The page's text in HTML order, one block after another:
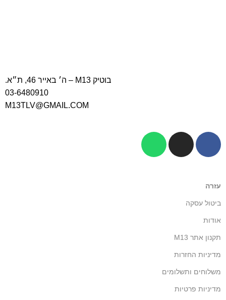
בוטיק M13 – ה׳ באייר 46, ת״א.
03-6480910
עזרה
ביטול עסקה
אודות
תקנון אתר M13
מדיניות החזרות
משלוחים ותשלומים
מדיניות פרטיות